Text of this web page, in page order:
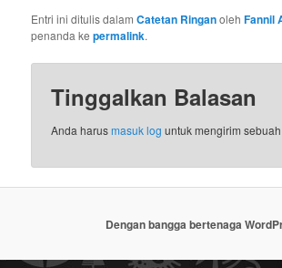
Entri ini ditulis dalamCatetan RinganolehFannil
penanda kepermalink.
Tinggalkan Balasan
Anda harusmasuk log untuk mengirim
Dengan bangga bertenaga